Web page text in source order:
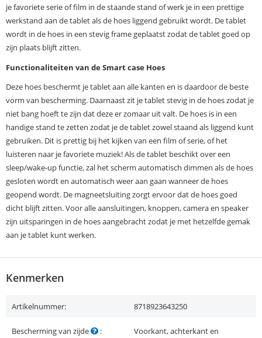
je favoriete serie of film in de staande stand of werk je in een prettige
werkstand aan de tablet als de hoes liggend gebruikt wordt. De tablet
wordt in de hoes in een stevig frame geplaatst zodat de tablet goed op
zijn plaats blijft zitten.
Functionaliteiten van de Smart case Hoes
Deze hoes beschermt je tablet aan alle kanten en is daardoor de beste
vorm van bescherming. Daarnaast zit je tablet stevig in de hoes zodat je
niet bang hoeft te zijn dat deze er zomaar uit valt. De hoes is in een
handige stand te zetten zodat je de tablet zowel staand als liggend kunt
gebruiken. Dit is prettig bij het kijken van een film of serie, of het
luisteren naar je favoriete muziek! Als de tablet beschikt over een
sleep/wake-up functie, zal het scherm automatisch dimmen als de hoes
gesloten wordt en automatisch weer aan gaan wanneer de hoes
geopend wordt. De magneetsluiting zorgt ervoor dat de hoes goed
dicht blijft zitten. Voor alle aansluitingen, knoppen, camera en speaker
zijn uitsparingen in de hoes aangebracht zodat je met hetzelfde gemak
aan je tablet kunt werken.
Kenmerken
Artikelnummer: 8718923643250
Bescherming van zijde :
Voorkant, achterkant en